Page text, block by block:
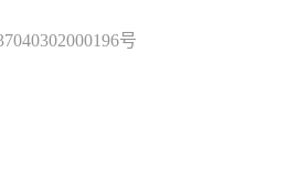
号